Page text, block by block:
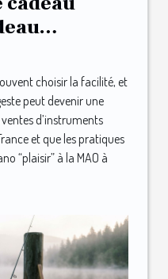
les
choisir la facilité, et
peut devenir une
d’instruments
et que les pratiques
“plaisir” à la MAO à